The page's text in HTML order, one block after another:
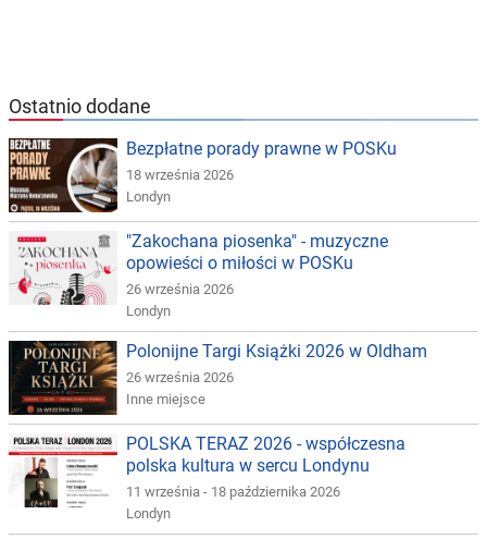
Ostatnio dodane
Bezpłatne porady prawne w POSKu
18 września 2026
Londyn
"Zakochana piosenka" - muzyczne
opowieści o miłości w POSKu
26 września 2026
Londyn
Polonijne Targi Książki 2026 w Oldham
26 września 2026
Inne miejsce
POLSKA TERAZ 2026 - współczesna
polska kultura w sercu Londynu
11 września - 18 października 2026
Londyn